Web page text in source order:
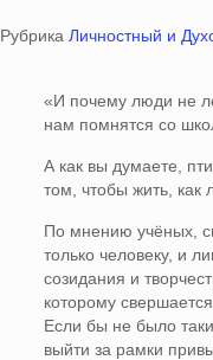
Рубрика Личностный и
«И почему люди не
нам помнятся со
А как вы думаете,
том, чтобы жить, как
По мнению учёных,
только человеку, и
созидания и
которому
Если бы не было
выйти за рамки